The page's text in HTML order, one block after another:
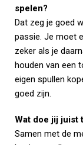
spelen?
Dat zeg je goed
passie. Je moet
zeker als je
houden van een
eigen spullen
goed zijn.
Wat doe jij juist
Samen met de